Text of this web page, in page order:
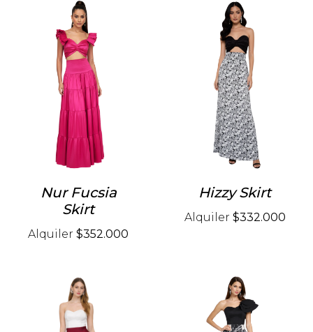
Nur Fucsia
Skirt
Alquiler $352.000
Hizzy Skirt
Alquiler $332.000